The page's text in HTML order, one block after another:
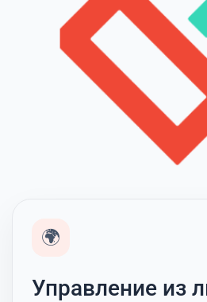
🌍
Управление из